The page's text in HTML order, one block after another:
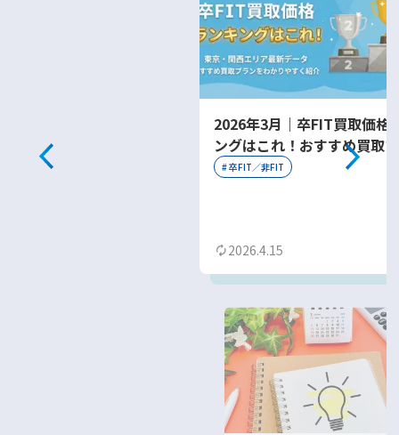
2026年3月｜卒FIT買取価格
ングはこれ！おすすめ買取
をわかりやすく紹介
#卒FIT／非FIT
2026.4.15